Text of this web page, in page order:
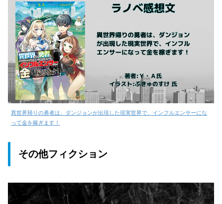
異世界帰りの勇者は、ダンジョンが出現した現実世界で、インフルエンサーにな
って金を稼ぎます！
その他フィクション